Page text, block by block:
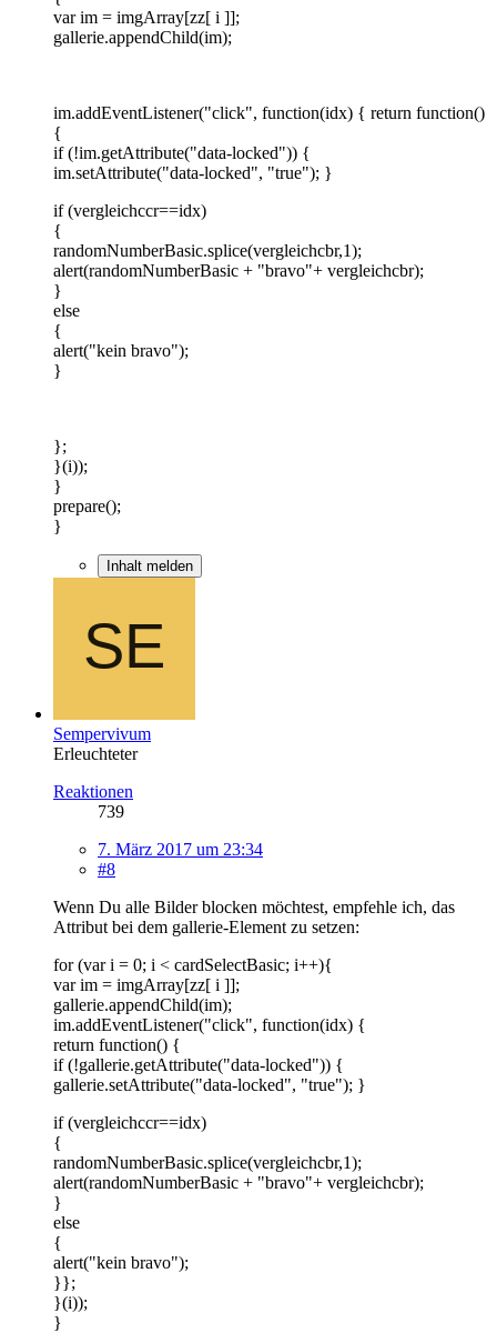
var im = imgArray[zz[ i ]];
gallerie.appendChild(im);
im.addEventListener("click", function(idx) { return function()
{
if (!im.getAttribute("data-locked")) {
im.setAttribute("data-locked", "true"); }
if (vergleichccr==idx)
{
randomNumberBasic.splice(vergleichcbr,1);
alert(randomNumberBasic + "bravo"+ vergleichcbr);
}
else
{
alert("kein bravo");
}
};
}(i));
}
prepare();
}
Inhalt melden
Sempervivum
Erleuchteter
Reaktionen
739
7. März 2017 um 23:34
#8
Wenn Du alle Bilder blocken möchtest, empfehle ich, das
Attribut bei dem gallerie-Element zu setzen:
for (var i = 0; i < cardSelectBasic; i++){
var im = imgArray[zz[ i ]];
gallerie.appendChild(im);
im.addEventListener("click", function(idx) {
return function() {
if (!gallerie.getAttribute("data-locked")) {
gallerie.setAttribute("data-locked", "true"); }
if (vergleichccr==idx)
{
randomNumberBasic.splice(vergleichcbr,1);
alert(randomNumberBasic + "bravo"+ vergleichcbr);
}
else
{
alert("kein bravo");
}};
}(i));
}